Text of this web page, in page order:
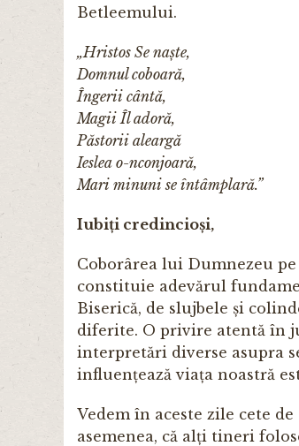
Betleemului.
„Hristos Se naște,
Domnul coboară,
Îngerii cântă,
Magii Îl adoră,
Păstorii aleargă
Ieslea o-nconjoară,
Mari minuni se întâmplară.”
Iubiți credincioși,
Coborârea lui Dumnezeu
constituie adevărul
Biserică, de slujbele și
diferite. O privire atentă în
interpretări diverse asupra
influențează viața noastră
Vedem în aceste zile cete
asemenea, că alți tineri